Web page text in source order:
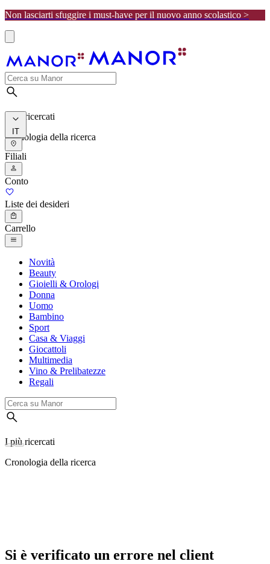
Non lasciarti sfuggire i must-have per il nuovo anno scolastico >
I più ricercati
Cronologia della ricerca
IT
Filiali
Conto
Liste dei desideri
Carrello
Novità
Beauty
Gioielli & Orologi
Donna
Uomo
Bambino
Sport
Casa & Viaggi
Giocattoli
Multimedia
Vino & Prelibatezze
Regali
I più ricercati
Cronologia della ricerca
Si è verificato un errore nel client